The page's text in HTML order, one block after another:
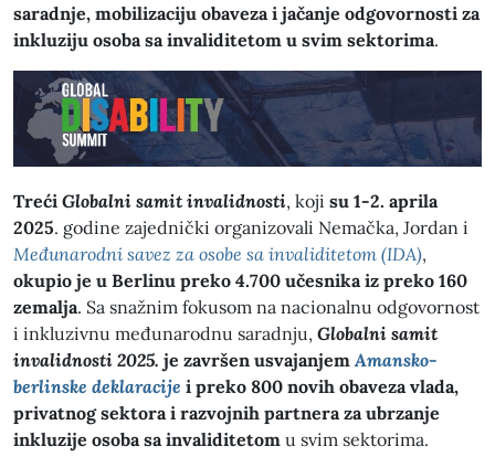
saradnje, mobilizaciju obaveza i jačanje odgovornosti za
inkluziju osoba sa invaliditetom u svim sektorima.
Treći Globalni samit invalidnosti, koji su 1-2. aprila
2025. godine zajednički organizovali Nemačka, Jordan i
Međunarodni savez za osobe sa invaliditetom (IDA),
okupio je u Berlinu preko 4.700 učesnika iz preko 160
zemalja. Sa snažnim fokusom na nacionalnu odgovornost
i inkluzivnu međunarodnu saradnju, Globalni samit
invalidnosti 2025. je završen usvajanjemAmansko-
berlinske deklaracije i preko 800 novih obaveza vlada,
privatnog sektora i razvojnih partnera za ubrzanje
inkluzije osoba sa invaliditetom u svim sektorima.